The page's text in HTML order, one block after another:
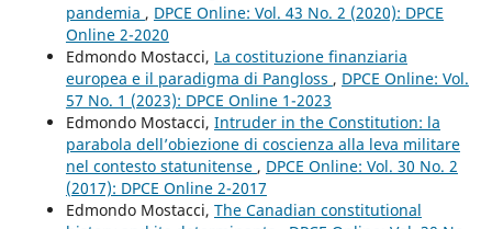
pandemia , DPCE Online: Vol. 43 No. 2 (2020): DPCE
Online 2-2020
Edmondo Mostacci, La costituzione finanziaria
europea e il paradigma di Pangloss , DPCE Online: Vol.
57 No. 1 (2023): DPCE Online 1-2023
Edmondo Mostacci, Intruder in the Constitution: la
parabola dell’obiezione di coscienza alla leva militare
nel contesto statunitense , DPCE Online: Vol. 30 No. 2
(2017): DPCE Online 2-2017
Edmondo Mostacci, The Canadian constitutional